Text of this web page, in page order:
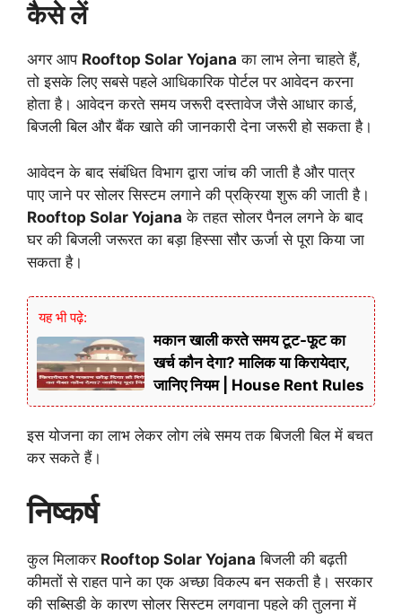
कैसे लें
अगर आप Rooftop Solar Yojana का लाभ लेना चाहते हैं,
तो इसके लिए सबसे पहले आधिकारिक पोर्टल पर आवेदन करना
होता है। आवेदन करते समय जरूरी दस्तावेज जैसे आधार कार्ड,
बिजली बिल और बैंक खाते की जानकारी देना जरूरी हो सकता है।
आवेदन के बाद संबंधित विभाग द्वारा जांच की जाती है और पात्र
पाए जाने पर सोलर सिस्टम लगाने की प्रक्रिया शुरू की जाती है।
Rooftop Solar Yojana के तहत सोलर पैनल लगने के बाद
घर की बिजली जरूरत का बड़ा हिस्सा सौर ऊर्जा से पूरा किया जा
सकता है।
यह भी पढ़े:
मकान खाली करते समय टूट-फूट का
खर्च कौन देगा? मालिक या किरायेदार,
जानिए नियम | House Rent Rules
इस योजना का लाभ लेकर लोग लंबे समय तक बिजली बिल में बचत
कर सकते हैं।
निष्कर्ष
कुल मिलाकर Rooftop Solar Yojana बिजली की बढ़ती
कीमतों से राहत पाने का एक अच्छा विकल्प बन सकती है। सरकार
की सब्सिडी के कारण सोलर सिस्टम लगवाना पहले की तुलना में